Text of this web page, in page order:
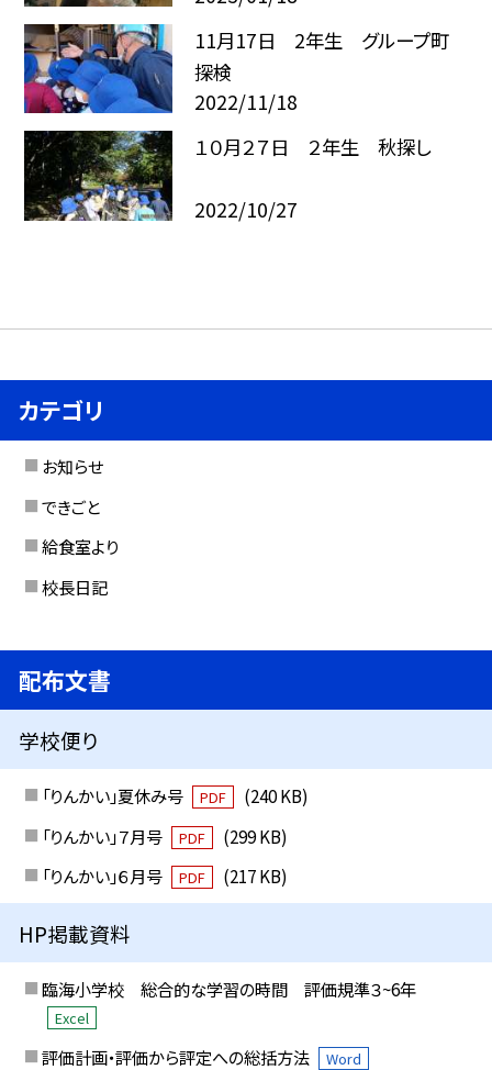
11月17日 2年生 グループ町
探検
2022/11/18
１０月２７日 ２年生 秋探し
2022/10/27
カテゴリ
お知らせ
できごと
給食室より
校長日記
配布文書
学校便り
「りんかい」夏休み号 PDF
(240 KB)
「りんかい」７月号
PDF
(299 KB)
「りんかい」６月号
PDF (217 KB)
HP掲載資料
臨海小学校 総合的な学習の時間 評価規準３~6年
Excel
評価計画・評価から評定への総括方法 Word